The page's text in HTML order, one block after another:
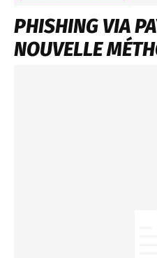
PHISHING VIA
NOUVELLE